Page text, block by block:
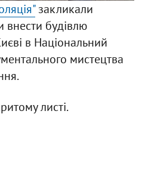
закликали
внести будівлю
в Національний
мистецтва
листі.